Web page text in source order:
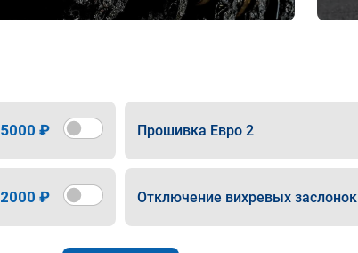
5000 ₽ Прошивка Евро 2
2000 ₽ Отключение вихревых заслонок